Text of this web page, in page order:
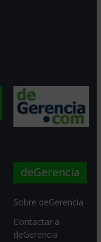
deGerencia
Sobre deGerencia
Contactar a
deGerencia